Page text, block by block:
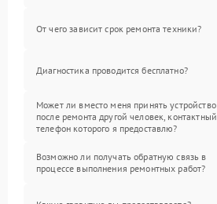
От чего зависит срок ремонта техники?
Диагностика проводится бесплатно?
Может ли вместо меня принять устройство
после ремонта другой человек, контактный
телефон которого я предоставлю?
Возможно ли получать обратную связь в
процессе выполнения ремонтных работ?